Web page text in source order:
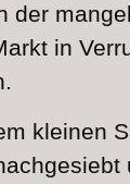
der
in
kleinen